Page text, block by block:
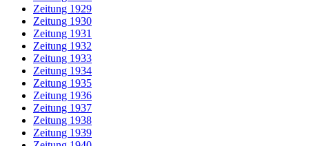
Zeitung 1929
Zeitung 1930
Zeitung 1931
Zeitung 1932
Zeitung 1933
Zeitung 1934
Zeitung 1935
Zeitung 1936
Zeitung 1937
Zeitung 1938
Zeitung 1939